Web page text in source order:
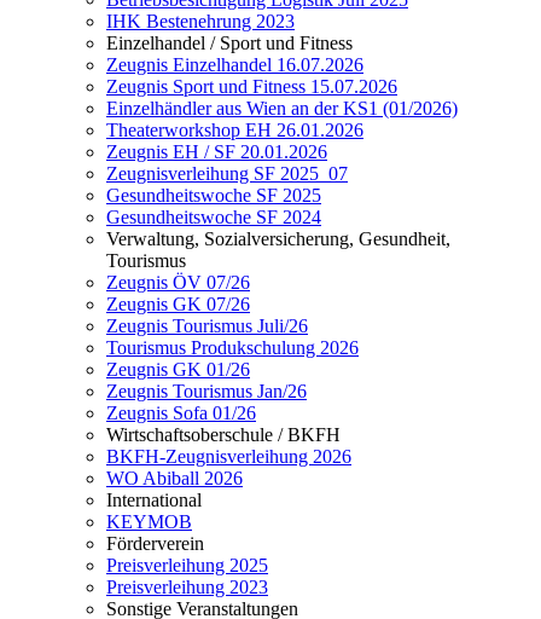
IHK Bestenehrung 2023
Einzelhandel / Sport und Fitness
Zeugnis Einzelhandel 16.07.2026
Zeugnis Sport und Fitness 15.07.2026
Einzelhändler aus Wien an der KS1 (01/2026)
Theaterworkshop EH 26.01.2026
Zeugnis EH / SF 20.01.2026
Zeugnisverleihung SF 2025_07
Gesundheitswoche SF 2025
Gesundheitswoche SF 2024
Verwaltung, Sozialversicherung, Gesundheit,
Tourismus
Zeugnis ÖV 07/26
Zeugnis GK 07/26
Zeugnis Tourismus Juli/26
Tourismus Produkschulung 2026
Zeugnis GK 01/26
Zeugnis Tourismus Jan/26
Zeugnis Sofa 01/26
Wirtschaftsoberschule / BKFH
BKFH-Zeugnisverleihung 2026
WO Abiball 2026
International
KEYMOB
Förderverein
Preisverleihung 2025
Preisverleihung 2023
Sonstige Veranstaltungen